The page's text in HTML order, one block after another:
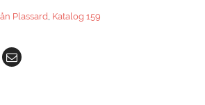
Plassard, Katalog 159